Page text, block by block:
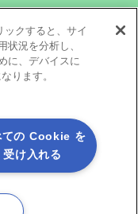
ア
ックすると、サイ
状況を分析し、
に、デバイスに
ります。
ての Cookie を
受け入れる